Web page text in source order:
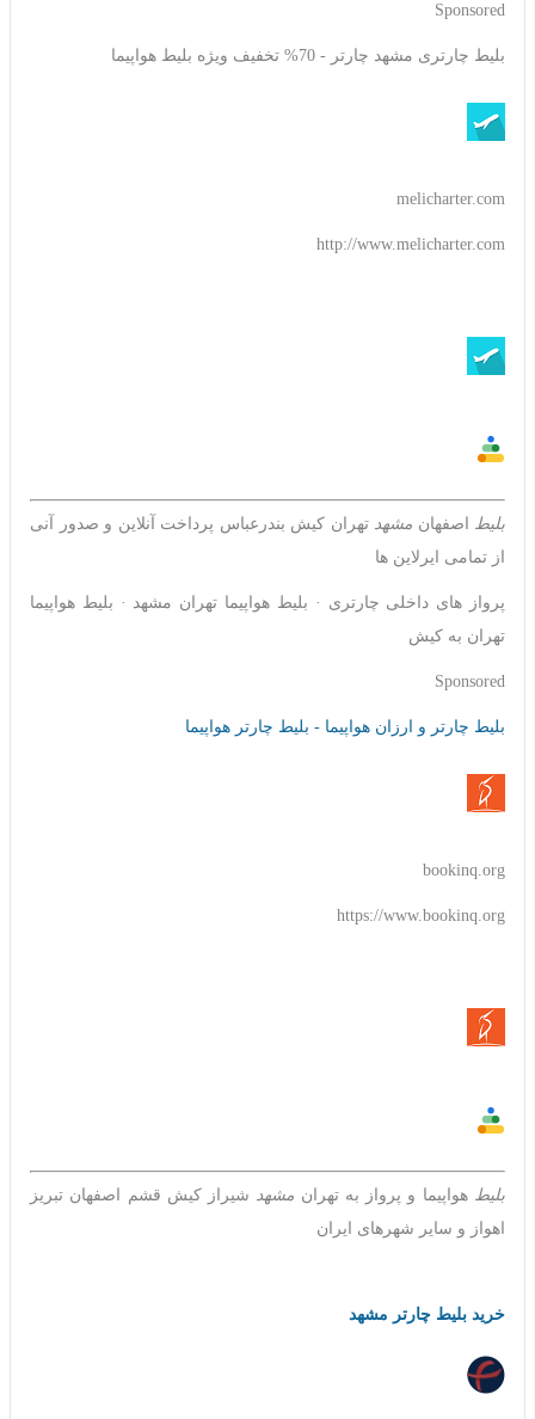
Sponsored
بلیط چارتری مشهد چارتر - 70% تخفیف ویژه بلیط هواپیما
melicharter.com
http://www.melicharter.com
بلیط اصفهان مشهد تهران کیش بندرعباس پرداخت آنلاین و صدور آنی
از تمامی ایرلاین ها
‎پرواز های داخلی چارتری · ‎بلیط هواپیما تهران مشهد · ‎بلیط هواپیما
تهران به کیش
Sponsored
بلیط چارتر و ارزان هواپیما - بلیط چارتر هواپیما
bookinq.org
https://www.bookinq.org
بلیط هواپیما و پرواز به تهران مشهد شیراز کیش قشم اصفهان تبریز
اهواز و سایر شهرهای ایران
خرید بلیط چارتر مشهد